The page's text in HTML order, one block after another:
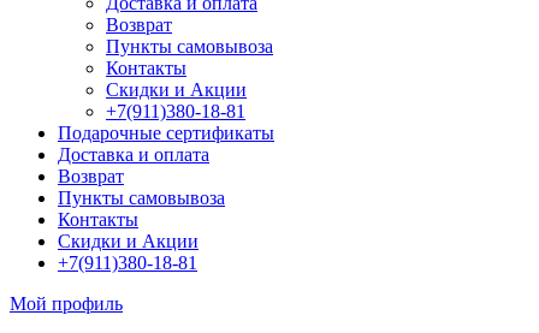
Возврат
Пункты самовывоза
Контакты
Скидки и Акции
+7(911)380-18-81
Подарочные сертификаты
Доставка и оплата
Возврат
Пункты самовывоза
Контакты
Скидки и Акции
+7(911)380-18-81
Мой профиль